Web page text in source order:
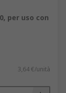
per uso con
3,64 €/unità